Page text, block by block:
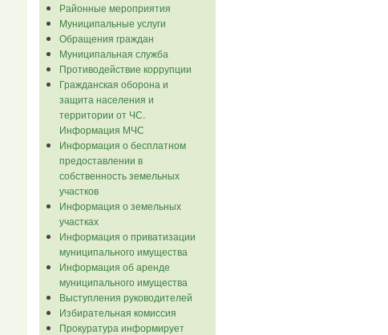
Районные мероприятия
Муниципальные услуги
Обращения граждан
Муниципальная служба
Противодействие коррупции
Гражданская оборона и
защита населения и
территории от ЧС.
Информация МЧС
Информация о бесплатном
предоставлении в
собственность земельных
участков
Информация о земельных
участках
Информация о приватизации
муниципального имущества
Информация об аренде
муниципального имущества
Выступления руководителей
Избирательная комиссия
Прокуратура информирует